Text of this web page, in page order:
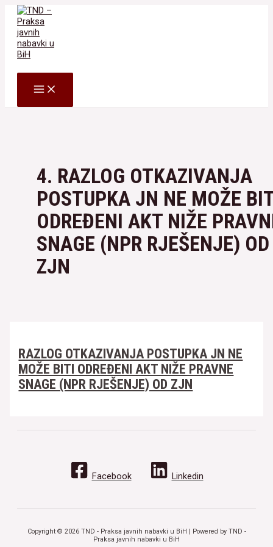
Skip
content
MAIN
MENU
4. RAZLOG OTKAZIVANJA
POSTUPKA JN NE MOŽE
ODREĐENI AKT NIŽE
SNAGE (NPR RJEŠENJE) OD
ZJN
RAZLOG OTKAZIVANJA POSTUPKA JN NE
MOŽE BITI ODREĐENI AKT NIŽE PRAVNE
SNAGE (NPR RJEŠENJE) OD ZJN
Facebook Linkedin
Copyright © 2026 TND - Praksa javnih nabavki u BiH | Powered by TND -
Praksa javnih nabavki u BiH